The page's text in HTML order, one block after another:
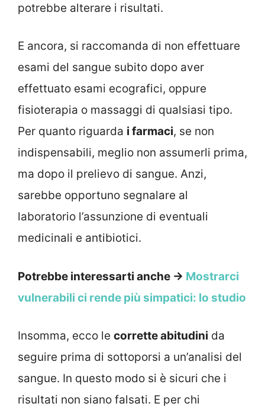
potrebbe alterare i risultati.
E ancora, si raccomanda di non effettuare
esami del sangue subito dopo aver
effettuato esami ecografici, oppure
fisioterapia o massaggi di qualsiasi tipo.
Per quanto riguarda i farmaci, se non
indispensabili, meglio non assumerli prima,
ma dopo il prelievo di sangue. Anzi,
sarebbe opportuno segnalare al
laboratorio l’assunzione di eventuali
medicinali e antibiotici.
Potrebbe interessarti anche → Mostrarci
vulnerabili ci rende più simpatici: lo studio
Insomma, ecco le corrette abitudini da
seguire prima di sottoporsi a un’analisi del
sangue. In questo modo si è sicuri che i
risultati non siano falsati. E per chi